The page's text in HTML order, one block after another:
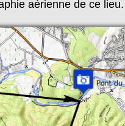
aérienne de ce lieu.